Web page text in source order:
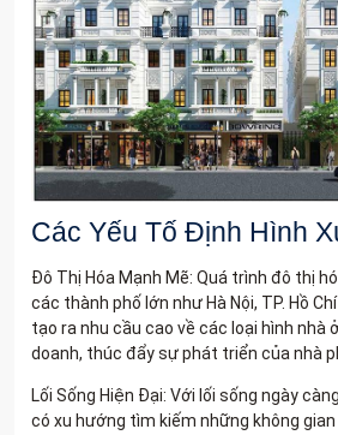
Các Yếu Tố Định Hình
Đô Thị Hóa Mạnh Mẽ: Quá trình đô thị
các thành phố lớn như Hà Nội, TP. Hồ
tạo ra nhu cầu cao về các loại hình nhà
doanh, thúc đẩy sự phát triển của nhà
Lối Sống Hiện Đại: Với lối sống ngày
có xu hướng tìm kiếm những không